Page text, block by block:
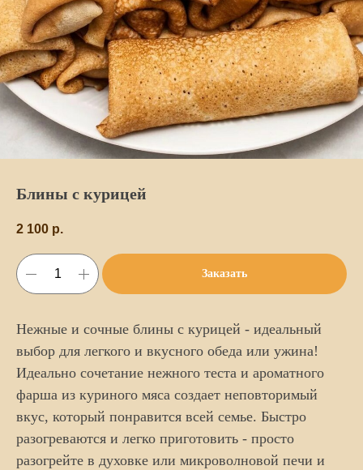
Блины с курицей
2 100 р.
Заказать
Нежные и сочные блины с курицей - идеальный
выбор для легкого и вкусного обеда или ужина!
Идеально сочетание нежного теста и ароматного
фарша из куриного мяса создает неповторимый
вкус, который понравится всей семье. Быстро
разогреваются и легко приготовить - просто
разогрейте в духовке или микроволновой печи и